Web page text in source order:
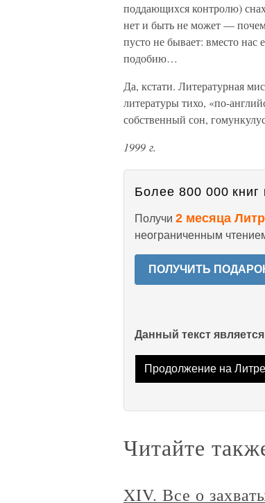
поддающихся контролю)
нет и быть не может —
пусто не бывает: вместо нас
подобию…
Да, кстати. Литературная
литературы тихо, «по-
собственный сон,
1999 г.
Более 800 000 книг
Получи 2 месяца
неограниченным
ПОЛУЧИТЬ
Данный текст
Продолжение на
Читайте
XIV. Все о